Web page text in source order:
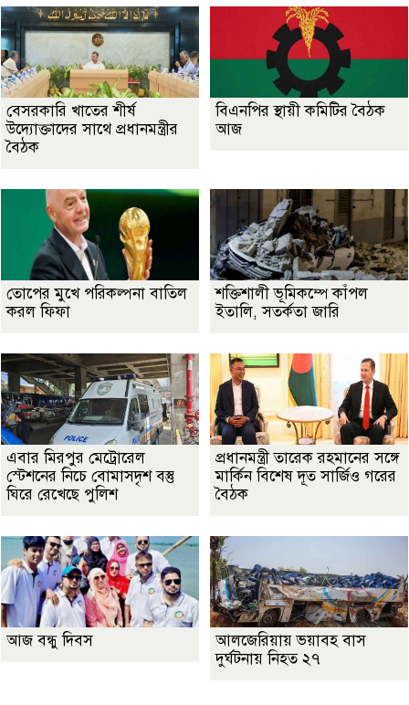
বেসরকারি খাতের শীর্ষ
উদ্যোক্তাদের সাথে প্রধানমন্ত্রীর
বৈঠক
বিএনপির স্থায়ী কমিটির বৈঠক
আজ
তোপের মুখে পরিকল্পনা বাতিল
করল ফিফা
শক্তিশালী ভূমিকম্পে কাঁপল
ইতালি, সতর্কতা জারি
এবার মিরপুর মেট্রোরেল
স্টেশনের নিচে বোমাসদৃশ বস্তু
ঘিরে রেখেছে পুলিশ
প্রধানমন্ত্রী তারেক রহমানের সঙ্গে
মার্কিন বিশেষ দূত সার্জিও গরের
বৈঠক
আজ বন্ধু দিবস
আলজেরিয়ায় ভয়াবহ বাস
দুর্ঘটনায় নিহত ২৭